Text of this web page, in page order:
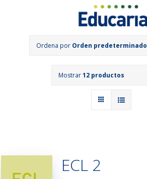
Ordena por Orden predeterminado
Mostrar12 productos
ECL 2